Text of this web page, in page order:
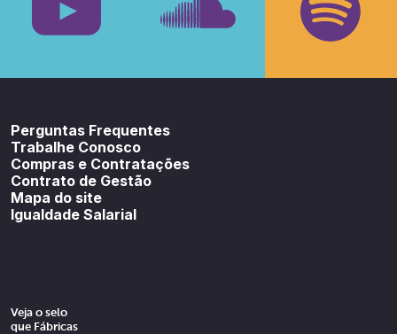
Perguntas Frequentes
Trabalhe Conosco
Compras e Contratações
Contrato de Gestão
Mapa do site
Igualdade Salarial
Veja o selo
que Fábricas